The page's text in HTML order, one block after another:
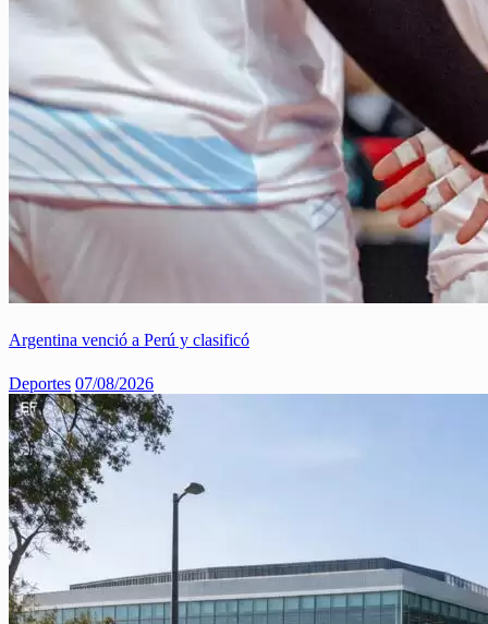
Argentina venció a Perú y clasificó
Deportes 07/08/2026